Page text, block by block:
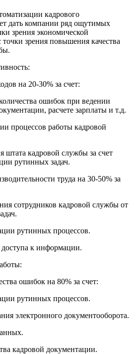
кадрового
дать компании ряд ощутимых
зрения экономической
зрения повышения качества
на 20-30% за счет:
ошибок при ведении
расчете зарплаты и т.д.
процессов работы кадровой
штата кадровой службы за счет
рутинных задач.
труда на 30-50% за
сотрудников кадровой службы от
рутинных процессов.
к информации.
ошибок на 80% за счет:
рутинных процессов.
электронного документооборота.
кадровой документации.